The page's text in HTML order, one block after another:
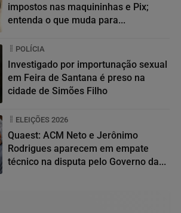
impostos nas maquininhas e Pix;
entenda o que muda para...
POLÍCIA
Investigado por importunação sexual
em Feira de Santana é preso na
cidade de Simões Filho
ELEIÇÕES 2026
Quaest: ACM Neto e Jerônimo
Rodrigues aparecem em empate
técnico na disputa pelo Governo da...